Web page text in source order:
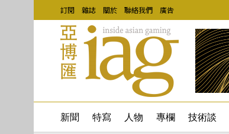
訂閱 雜誌 關於 聯絡我們 廣告
新聞 特寫 人物 專欄 技術談